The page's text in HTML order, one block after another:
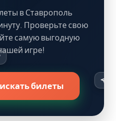
в Ставрополь
Проверьте свою
самую выгодную
игре!
билеты